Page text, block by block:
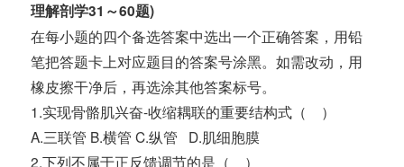
理解剖学31～60题)
在每小题的四个备选答案中选出一个正确答案，用铅
笔把答题卡上对应题目的答案号涂黑。如需改动，用
橡皮擦干净后，再选涂其他答案标号。
1.实现骨骼肌兴奋-收缩耦联的重要结构式（ ）
A.三联管 B.横管 C.纵管 D.肌细胞膜
2.下列不属于正反馈调节的是（ ）